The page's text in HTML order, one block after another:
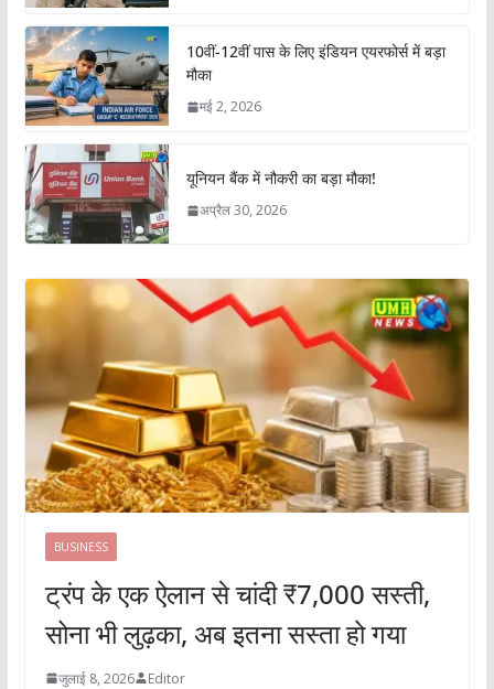
10वीं-12वीं पास के लिए इंडियन एयरफोर्स में बड़ा
मौका
मई 2, 2026
यूनियन बैंक में नौकरी का बड़ा मौका!
अप्रैल 30, 2026
BUSINESS
ट्रंप के एक ऐलान से चांदी ₹7,000 सस्ती,
सोना भी लुढ़का, अब इतना सस्ता हो गया
जुलाई 8, 2026 Editor